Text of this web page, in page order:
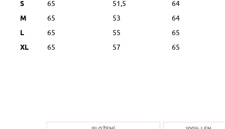
S
65 51,5
64
M
65 53
64
L
65 55
65
XL
65 57 65